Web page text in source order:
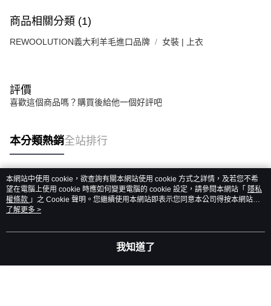
商品相關分類 (1)
REWOOLUTION義大利羊毛進口品牌 女裝 | 上衣
評價
喜歡這個商品嗎？購買後給他一個好評吧
本分類熱銷全站排行
熱門標籤
本網站中使用 cookie，欲查詢有關本網站使用 cookie 方式之詳情，及若您不希
望在電腦上使用 cookie 時應如何變更電腦的 cookie 設定，請參閱本網站「 隱私
權條款 」之 Cookie 聲明。您繼續使用本網站即表示您同意本公司得按本網站使
用條款之 Cookie 聲明使用 cookie。
了解更多 >
我知道了